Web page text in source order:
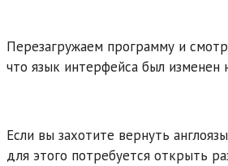
Перезагружаем программу и
что язык интерфейса был изменен
Если вы захотите вернуть
для этого потребуется открыть